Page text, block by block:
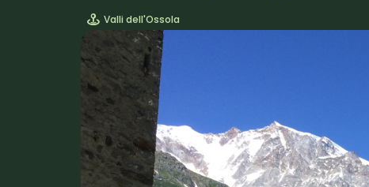
Valli dell'Ossola